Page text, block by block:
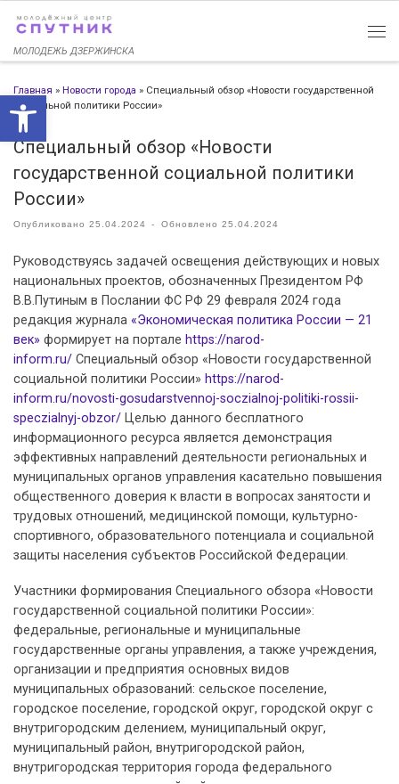
Открыть панель
Перейти к содержимому
МОЛОДЕЖЬ ДЗЕРЖИНСКА
Главная » Новости города » Специальный обзор «Новости государственной
социальной политики России»
Специальный обзор «Новости
государственной социальной политики
России»
Опубликовано 25.04.2024 - Обновлено 25.04.2024
Руководствуясь задачей освещения действующих и новых
национальных проектов, обозначенных Президентом РФ
В.В.Путиным в Послании ФС РФ 29 февраля 2024 года
редакция журнала «Экономическая политика России — 21
век» формирует на портале https://narod-
inform.ru/ Специальный обзор «Новости государственной
социальной политики России» https://narod-
inform.ru/novosti-gosudarstvennoj-soczialnoj-politiki-rossii-
speczialnyj-obzor/ Целью данного бесплатного
информационного ресурса является демонстрация
эффективных направлений деятельности региональных и
муниципальных органов управления касательно повышения
общественного доверия к власти в вопросах занятости и
трудовых отношений, медицинской помощи, культурно-
спортивного, образовательного потенциала и социальной
защиты населения субъектов Российской Федерации.
Участники формирования Специального обзора «Новости
государственной социальной политики России»:
федеральные, региональные и муниципальные
государственные органы управления, а также учреждения,
организации и предприятия основных видов
муниципальных образований: сельское поселение,
городское поселение, городской округ, городской округ с
внутригородским делением, муниципальный округ,
муниципальный район, внутригородской район,
внутригородская территория города федерального